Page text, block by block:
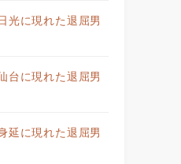
に現れた退屈男
に現れた退屈男
に現れた退屈男